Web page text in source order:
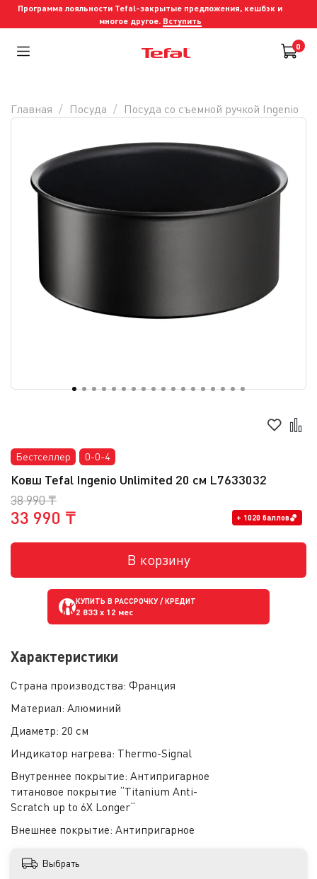
Программа лояльности Tefal-закрытые предложения, кешбэк и
многое другое. Вступить
0
Бестселлер 0-0-4
Ковш Tefal Ingenio Unlimited 20 см L7633032
38 990 ₸
33 990 ₸ + 1020 баллов
В корзину
КУПИТЬ В РАССРОЧКУ / КРЕДИТ
2 833 x 12 мес
Характеристики
Страна производства: Франция
Материал: Алюминий
Диаметр: 20 см
Индикатор нагрева: Thermo-Signal
Внутреннее покрытие: Антипригарное
титановое покрытие “Titanium Anti-
Scratch up to 6X Longer“
Внешнее покрытие: Антипригарное
Выбрать
Главная Посуда Посуда со съемной ручкой Ingenio